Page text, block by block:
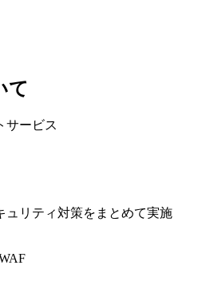
て
ュリティ対策をまとめて実施